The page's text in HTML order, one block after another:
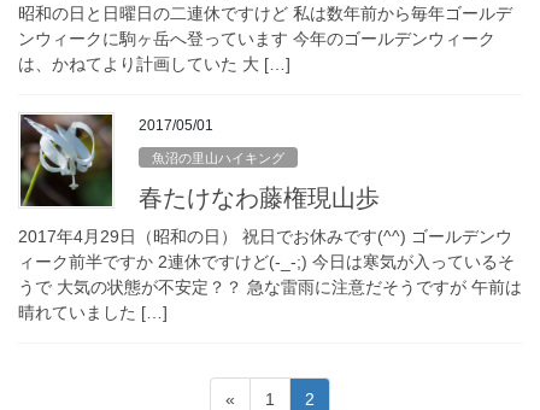
昭和の日と日曜日の二連休ですけど 私は数年前から毎年ゴールデ
ンウィークに駒ヶ岳へ登っています 今年のゴールデンウィーク
は、かねてより計画していた 大 […]
2017/05/01
魚沼の里山ハイキング
春たけなわ藤権現山歩
2017年4月29日（昭和の日） 祝日でお休みです(^^) ゴールデンウ
ィーク前半ですか 2連休ですけど(-_-;) 今日は寒気が入っているそ
うで 大気の状態が不安定？？ 急な雷雨に注意だそうですが 午前は
晴れていました […]
«
固1
固
2